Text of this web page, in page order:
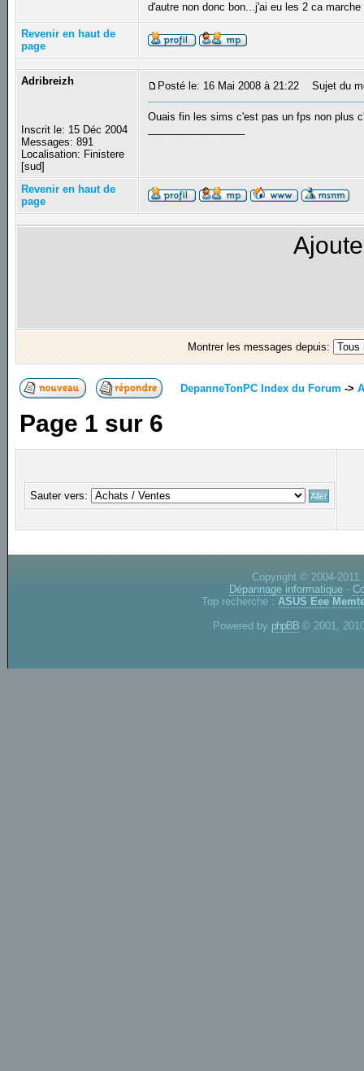
d'autre non donc bon...j'ai eu les 2 ca
Revenir en haut de
page
Adribreizh
Inscrit le: 15 Déc 2004
Messages: 891
Localisation: Finistere
[sud]
Posté le: 16 Mai 2008 à 21:22 Sujet du
Ouais fin les sims c'est pas un fps non plus
Revenir en haut de
page
Montrer les messages depuis:
DepanneTonPC Index du Forum ->
Page 1 sur 6
Sauter vers:
Copyright © 2004-
Dépannage informatique -
Top recherche : ASUS Eee
Powered by phpBB © 2001,